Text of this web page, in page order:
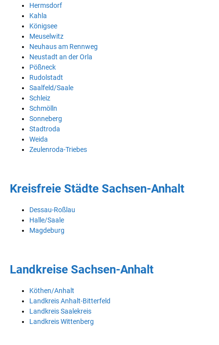
Hermsdorf
Kahla
Königsee
Meuselwitz
Neuhaus am Rennweg
Neustadt an der Orla
Pößneck
Rudolstadt
Saalfeld/Saale
Schleiz
Schmölln
Sonneberg
Stadtroda
Weida
Zeulenroda-Triebes
Kreisfreie Städte Sachsen-Anhalt
Dessau-Roßlau
Halle/Saale
Magdeburg
Landkreise Sachsen-Anhalt
Köthen/Anhalt
Landkreis Anhalt-Bitterfeld
Landkreis Saalekreis
Landkreis Wittenberg